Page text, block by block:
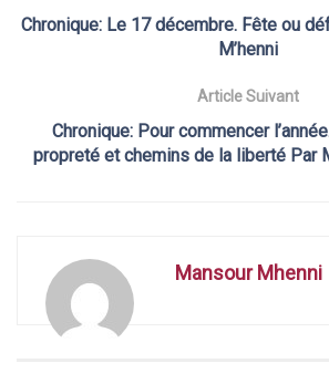
Chronique: Le 17 décembre. Fête ou
M’henni
Article Suivant
Chronique: Pour commencer
propreté et chemins de la liberté Par
Mansour Mhenni